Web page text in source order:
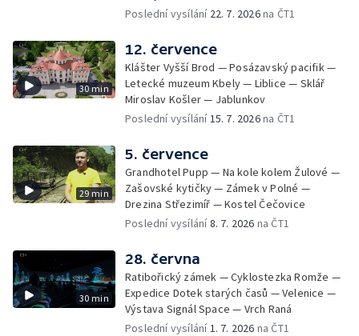
Poslední vysílání 22. 7. 2026na ČT1
30 min
12. července
Klášter Vyšší Brod — Posázavský pacifik —
Letecké muzeum Kbely — Liblice — Sklář
Miroslav Košler — Jablunkov
Poslední vysílání 15. 7. 2026na ČT1
29 min
5. července
Grandhotel Pupp — Na kole kolem Žulové —
Zašovské kytičky — Zámek v Polné —
Drezina Střezimíř — Kostel Čečovice
Poslední vysílání8. 7. 2026 na ČT1
30 min
28. června
Ratibořický zámek — Cyklostezka Romže —
Expedice Dotek starých časů — Velenice —
Výstava Signál Space — Vrch Raná
Poslední vysílání 1. 7. 2026 na ČT1